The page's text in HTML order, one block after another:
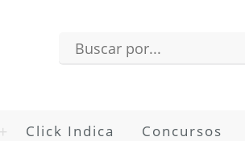
Click Indica Concursos